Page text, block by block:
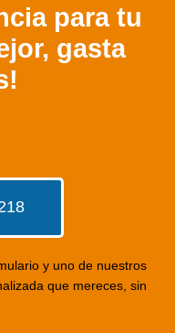
para tu
gasta
y uno de nuestros
que mereces, sin